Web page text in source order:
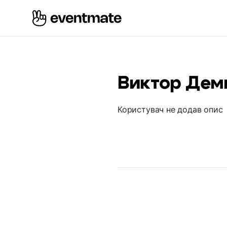
Виктор
Користувач не додав опис